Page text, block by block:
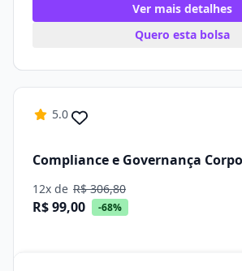
Ver mais detalhes
Quero esta bolsa
5.0
Compliance e Governança
12x de R$ 306,80
R$ 99,00 -68%